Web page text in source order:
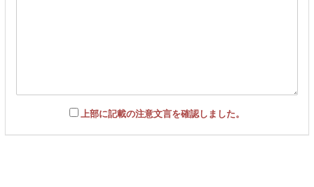
上部に記載の注意文言を確認しました。